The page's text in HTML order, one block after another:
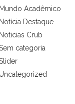
Acadêmico
Destaque
Crub
categoria